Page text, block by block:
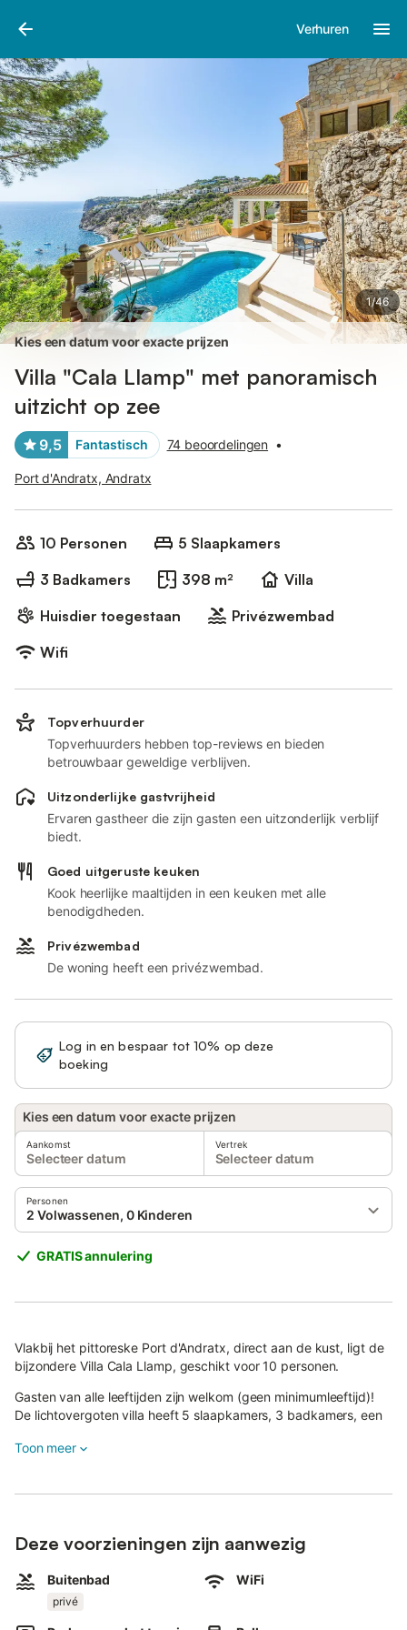
Verhuren
1/46
Afbeeldingen
Kies een datum voor exacte prijzen
Villa "Cala Llamp" met panoramisch
uitzicht op zee
9,5 Fantastisch 74 beoordelingen •
Port d'Andratx, Andratx
10 Personen
5 Slaapkamers
3 Badkamers
398 m²
Villa
Huisdier toegestaan
Privézwembad
Wifi
Topverhuurder
Topverhuurders hebben top-reviews en bieden
betrouwbaar geweldige verblijven.
Uitzonderlijke gastvrijheid
Ervaren gastheer die zijn gasten een uitzonderlijk verblijf
biedt.
Goed uitgeruste keuken
Kook heerlijke maaltijden in een keuken met alle
benodigdheden.
Privézwembad
De woning heeft een privézwembad.
Log in en bespaar tot 10% op deze
boeking
Kies een datum voor exacte prijzen
Aankomst
Selecteer datum
Vertrek
Selecteer datum
Personen
2 Volwassenen, 0 Kinderen
GRATIS annulering
Vlakbij het pittoreske Port d'Andratx, direct aan de kust, ligt de
bijzondere Villa Cala Llamp, geschikt voor 10 personen.
Gasten van alle leeftijden zijn welkom (geen minimumleeftijd)!
De lichtovergoten villa heeft 5 slaapkamers, 3 badkamers, een
verdeeld over 3 verdiepingen en laat niets te wensen over.
gedeeltelijk overdekte terras met een barbecue of bij het
panoramisch uitzicht op de zee en de kust.
Toon meer
Deze voorzieningen zijn aanwezig
Buitenbad
privé
WiFi